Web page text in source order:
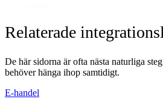
Relaterade
De här sidorna är ofta nästa naturliga
behöver hänga ihop samtidigt.
E-handel